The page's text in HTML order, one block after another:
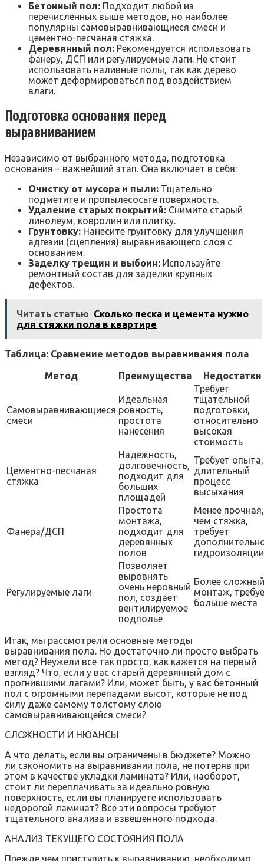
Бетонный пол: Подходит любой из
перечисленных выше методов, но наиболее
популярны самовыравнивающиеся смеси и
цементно-песчаная стяжка.
Деревянный пол: Рекомендуется использовать
фанеру, ДСП или регулируемые лаги. Не стоит
использовать наливные полы, так как дерево
может деформироваться под воздействием
влаги.
Подготовка основания перед
выравниванием
Независимо от выбранного метода, подготовка
основания – важнейший этап. Она включает в себя:
Очистку от мусора и пыли: Тщательно
подметите и пропылесосьте поверхность.
Удаление старых покрытий: Снимите старый
линолеум, ковролин или плитку.
Грунтовку: Нанесите грунтовку для улучшения
адгезии (сцепления) выравнивающего слоя с
основанием.
Заделку трещин и выбоин: Используйте
ремонтный состав для заделки крупных
дефектов.
Читать статью Сколько песка и цемента нужно
для стяжки пола в квартире
Таблица: Сравнение методов выравнивания пола
Метод Преимущества Недостатки
Самовыравнивающиеся
смеси
Идеальная
ровность,
простота
нанесения
Требует
тщательной
подготовки,
относительно
высокая
стоимость
Цементно-песчаная
стяжка
Надежность,
долговечность,
подходит для
больших
площадей
Требует опыта,
длительный
процесс
высыхания
Фанера/ДСП
Простота
монтажа,
подходит для
деревянных
полов
Менее прочная,
чем стяжка,
требует
гидроизоляции
Регулируемые лаги
Позволяет
выровнять
очень неровный
пол, создает
вентилируемое
подполье
Более сложный
монтаж,
больше места
Итак, мы рассмотрели основные методы
выравнивания пола. Но достаточно ли просто выбрать
метод? Неужели все так просто, как кажется на первый
взгляд? Что, если у вас старый деревянный дом с
прогнившими лагами? Или, может быть, у вас бетонный
пол с огромными перепадами высот, которые не под
силу даже самому толстому слою
самовыравнивающейся смеси?
СЛОЖНОСТИ И НЮАНСЫ
А что делать, если вы ограничены в бюджете? Можно
ли сэкономить на выравнивании пола, не потеряв при
этом в качестве укладки ламината? Или, наоборот,
стоит ли переплачивать за идеально ровную
поверхность, если вы планируете использовать
недорогой ламинат? Все эти вопросы требуют
тщательного анализа и взвешенного подхода.
АНАЛИЗ ТЕКУЩЕГО СОСТОЯНИЯ ПОЛА
Прежде чем приступить к выравниванию, необходимо